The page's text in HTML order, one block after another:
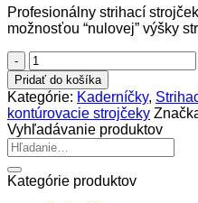
Profesionálny strihací
možnosťou “nulovej” výšky
množstvo
GAMA
Absolute
Zero
Strihací
strojček
Pridať do košíka
Kategórie: Kaderníčky,
kontúrovacie strojčeky
Vyhľadávanie produktov
Hľadať:
Kategórie produktov